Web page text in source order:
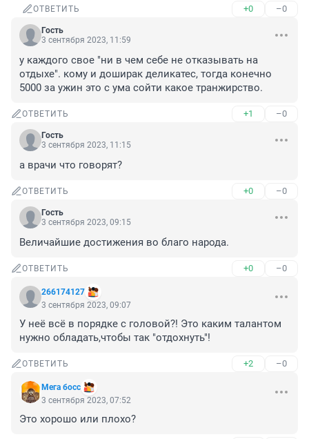
ОТВЕТИТЬ +0 –0
Гость
3 сентября 2023, 11:59
у каждого свое "ни в чем себе не отказывать на
отдыхе". кому и доширак деликатес, тогда конечно
5000 за ужин это с ума сойти какое транжирство.
ОТВЕТИТЬ +1 –0
Гость
3 сентября 2023, 11:15
а врачи что говорят?
ОТВЕТИТЬ +0 –0
Гость
3 сентября 2023, 09:15
Величайшие достижения во благо народа.
ОТВЕТИТЬ +0 –0
266174127
3 сентября 2023, 09:07
У неё всё в порядке с головой?! Это каким талантом
нужно обладать,чтобы так "отдохнуть"!
ОТВЕТИТЬ +2 –0
Мега босс
3 сентября 2023, 07:52
Это хорошо или плохо?